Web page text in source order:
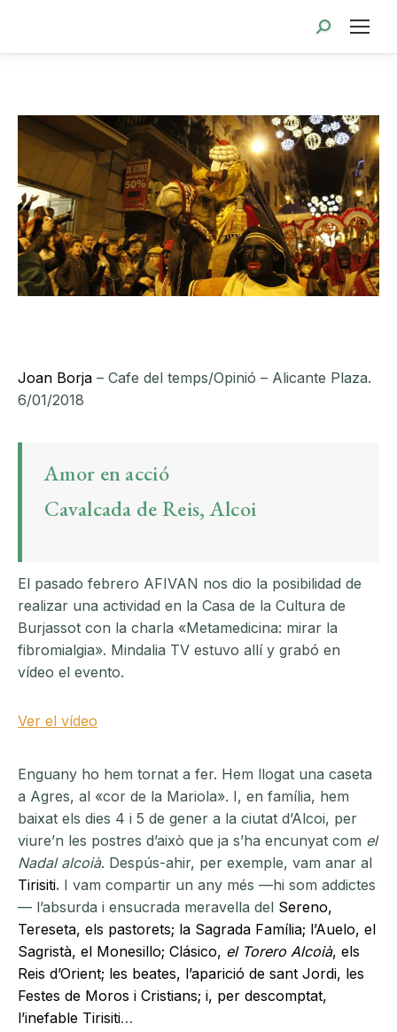
Buscar:
Joan Borja – Cafe del temps/Opinió – Alicante Plaza.
6/01/2018
Amor en acció
Cavalcada de Reis, Alcoi
El pasado febrero AFIVAN nos dio la posibilidad de
realizar una actividad en la Casa de la Cultura de
Burjassot con la charla «Metamedicina: mirar la
fibromialgia». Mindalia TV estuvo allí y grabó en
vídeo el evento.
Ver el vídeo
Enguany ho hem tornat a fer. Hem llogat una caseta
a Agres, al «cor de la Mariola». I, en família, hem
baixat els dies 4 i 5 de gener a la ciutat d’Alcoi, per
viure’n les postres d’això que ja s’ha encunyat com el
Nadal alcoià. Despús-ahir, per exemple, vam anar al
Tirisiti. I vam compartir un any més —hi som addictes
— l’absurda i ensucrada meravella del Sereno,
Tereseta, els pastorets; la Sagrada Família; l’Auelo, el
Sagristà, el Monesillo; Clásico, el Torero Alcoià, els
Reis d’Orient; les beates, l’aparició de sant Jordi, les
Festes de Moros i Cristians; i, per descomptat,
l’inefable Tirisiti…